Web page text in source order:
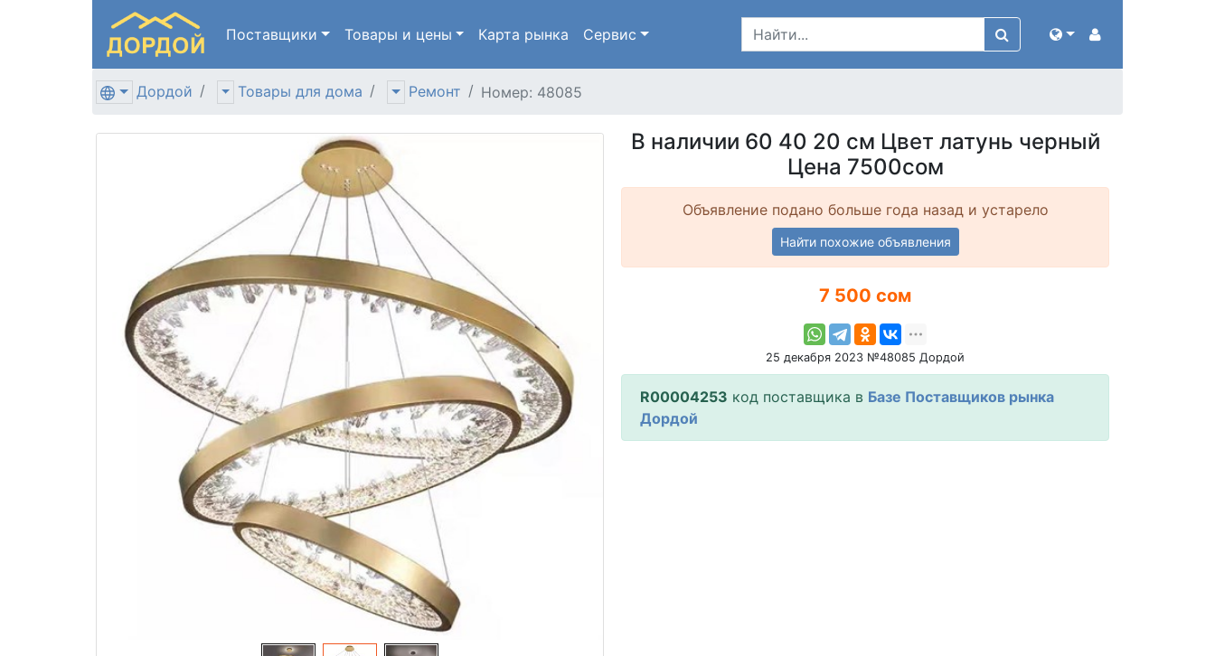
Поставщики Товары и цены Карта рынка Сервис
Дордой Товары для дома Ремонт Номер: 48085
В наличии 60 40 20 см Цвет латунь черный
Цена 7500сом
Объявление подано больше года назад и устарело
Найти похожие объявления
7 500 сом
25 декабря 2023 №48085 Дордой
R00004253 код поставщика в Базе Поставщиков рынка
Дордой